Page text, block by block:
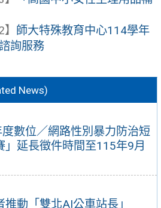
News)
數位／網路性別暴力防治短
」延長徵件時間至115年9月
動「雙北AI公車站長」
師大特殊教育中心114學年
詢服務